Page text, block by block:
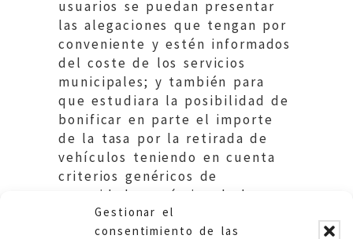
Gestionar el
consentimiento de las
usuarios se puedan presentar
las alegaciones que tengan por
conveniente y estén informados
del coste de los servicios
municipales; y también para
que estudiara la posibilidad de
bonificar en parte el importe
de la tasa por la retirada de
vehículos teniendo en cuenta
criterios genéricos de
capacidad económica de los
sujetos obligados a satisfacerla.